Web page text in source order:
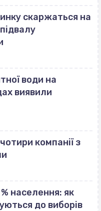
скаржаться на
води на
виявили
компанії з
населення: як
до виборів